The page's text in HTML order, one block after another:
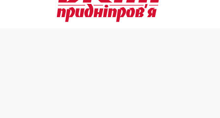
Ветерани Дніпропетровщини отримують шанс на власне